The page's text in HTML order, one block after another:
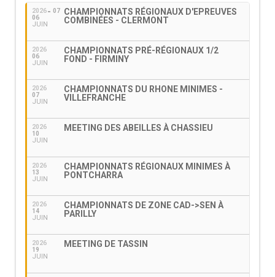
2026
06
JUIN
07
CHAMPIONNATS RÉGIONAUX D'EPREUVES
COMBINÉES - CLERMONT
2026
06
JUIN
CHAMPIONNATS PRÉ-RÉGIONAUX 1/2
FOND - FIRMINY
2026
07
JUIN
CHAMPIONNATS DU RHONE MINIMES -
VILLEFRANCHE
2026
10
JUIN
MEETING DES ABEILLES À CHASSIEU
2026
13
JUIN
CHAMPIONNATS RÉGIONAUX MINIMES À
PONTCHARRA
2026
14
JUIN
CHAMPIONNATS DE ZONE CAD->SEN À
PARILLY
2026
19
JUIN
MEETING DE TASSIN